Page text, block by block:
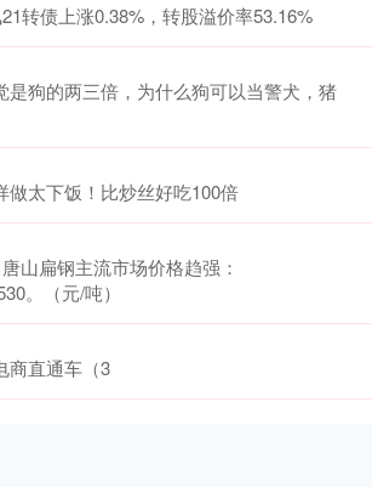
转债上涨0.38%，转股溢价率53.16%
是狗的两三倍，为什么狗可以当警犬，猪
做太下饭！比炒丝好吃100倍
山扁钢主流市场价格趋强：
。（元/吨）
商直通车（3